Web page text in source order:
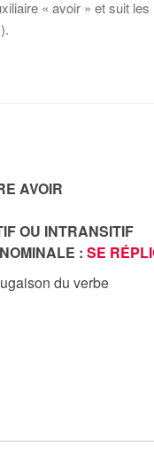
« avoir » et suit
AVOIR
OU INTRANSITIF
: SE
du verbe